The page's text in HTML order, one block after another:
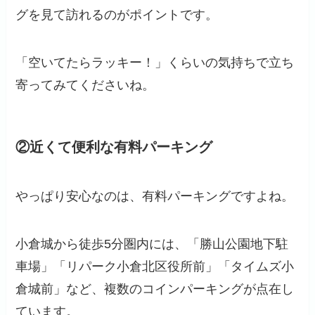
グを見て訪れるのがポイントです。
「空いてたらラッキー！」くらいの気持ちで立ち
寄ってみてくださいね。
②近くて便利な有料パーキング
やっぱり安心なのは、有料パーキングですよね。
小倉城から徒歩5分圏内には、「勝山公園地下駐
車場」「リパーク小倉北区役所前」「タイムズ小
倉城前」など、複数のコインパーキングが点在し
ています。